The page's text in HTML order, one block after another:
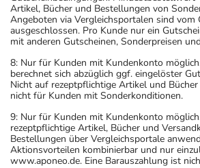
Artikel, Bücher und Bestellungen von
Angeboten via Vergleichsportalen sind vom
ausgeschlossen. Pro Kunde nur ein
mit anderen Gutscheinen, Sonderpreisen
8: Nur für Kunden mit Kundenkonto
berechnet sich abzüglich ggf. eingelöster
Nicht auf rezeptpflichtige Artikel und
nicht für Kunden mit Sonderkonditionen.
9: Nur für Kunden mit Kundenkonto
rezeptpflichtige Artikel, Bücher und
Bestellungen über Vergleichsportale
Aktionsvorteilen kombinierbar und nur
www.aponeo.de. Eine Barauszahlung ist